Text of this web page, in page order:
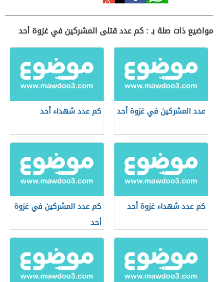
مواضيع ذات صلة بـ : كم عدد قتلى المشركين في غزوة أحد
عدد المشركين في غزوة أحد كم عدد شهداء أحد
كم عدد شهداء غزوة أحد
كم عدد المشركين في غزوة
أحد